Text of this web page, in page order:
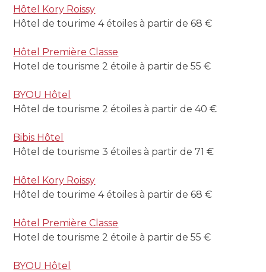
Hôtel Kory Roissy
Hôtel de tourime 4 étoiles à partir de 68 €
Hôtel Première Classe
Hotel de tourisme 2 étoile à partir de 55 €
BYOU Hôtel
Hôtel de tourisme 2 étoiles à partir de 40 €
Bibis Hôtel
Hôtel de tourisme 3 étoiles à partir de 71 €
Hôtel Kory Roissy
Hôtel de tourime 4 étoiles à partir de 68 €
Hôtel Première Classe
Hotel de tourisme 2 étoile à partir de 55 €
BYOU Hôtel